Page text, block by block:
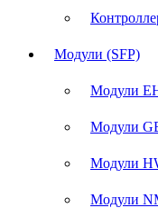
Модули (SFP)
Модули
Модули
Модули
Модули